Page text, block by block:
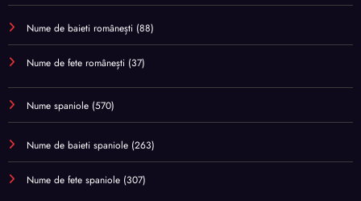
Nume de baieti românești (88)
Nume de fete românești (37)
Nume spaniole (570)
Nume de baieti spaniole (263)
Nume de fete spaniole (307)